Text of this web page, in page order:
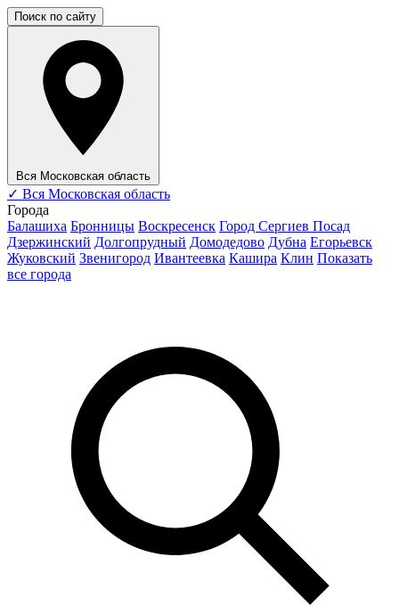
Поиск по сайту
Вся Московская область
✓ Вся Московская область
Города
Балашиха Бронницы Воскресенск Город Сергиев Посад
Дзержинский Долгопрудный Домодедово Дубна Егорьевск
Жуковский Звенигород Ивантеевка Кашира Клин Показать
все города